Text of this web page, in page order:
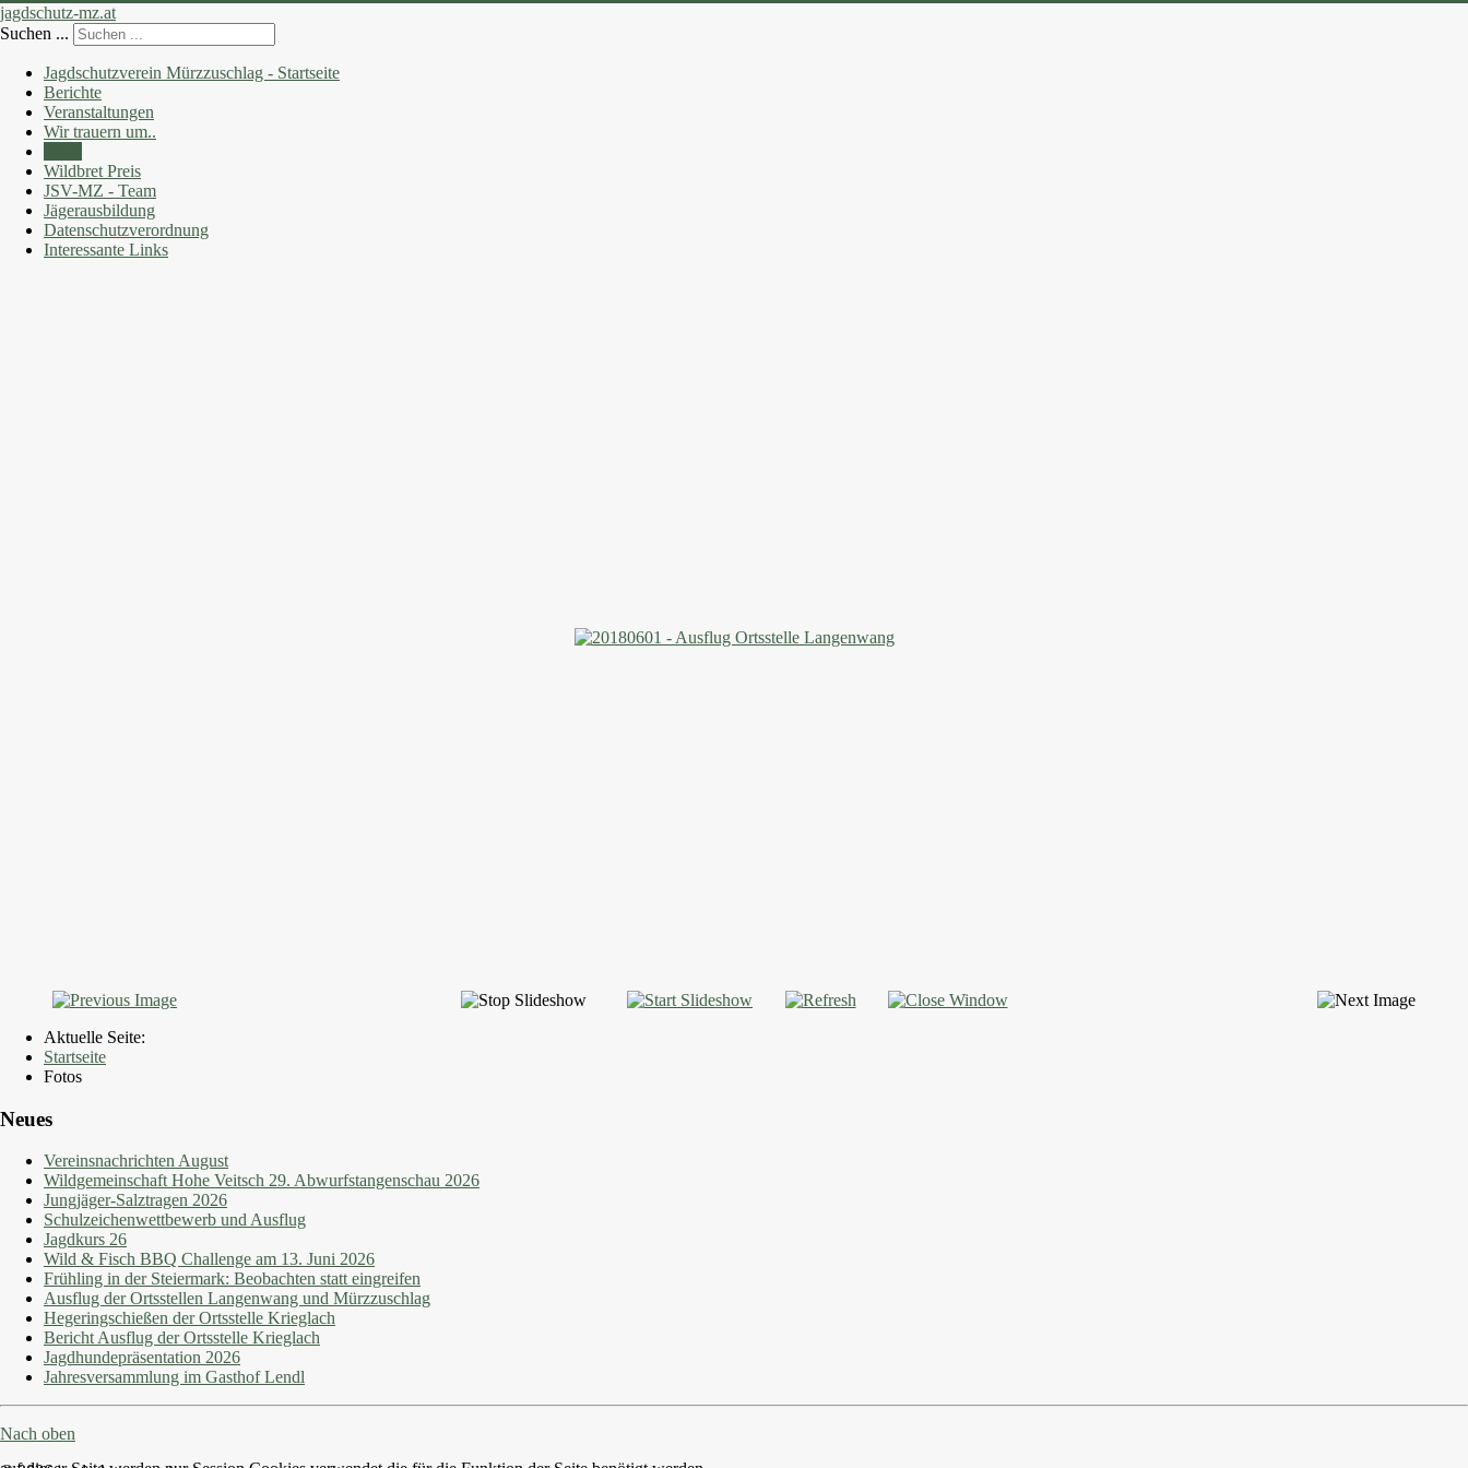
jagdschutz-mz.at
Suchen ...
Jagdschutzverein Mürzzuschlag - Startseite
Berichte
Veranstaltungen
Wir trauern um..
Wildbret Preis
JSV-MZ - Team
Jägerausbildung
Datenschutzverordnung
Interessante Links
Aktuelle Seite:
Startseite
Fotos
Neues
Vereinsnachrichten August
Wildgemeinschaft Hohe Veitsch 29. Abwurfstangenschau 2026
Jungjäger-Salztragen 2026
Schulzeichenwettbewerb und Ausflug
Jagdkurs 26
Wild & Fisch BBQ Challenge am 13. Juni 2026
Frühling in der Steiermark: Beobachten statt eingreifen
Ausflug der Ortsstellen Langenwang und Mürzzuschlag
Hegeringschießen der Ortsstelle Krieglach
Bericht Ausflug der Ortsstelle Krieglach
Jagdhundepräsentation 2026
Jahresversammlung im Gasthof Lendl
Nach oben